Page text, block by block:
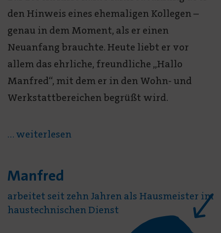
den Hinweis eines ehemaligen Kollegen –
genau in dem Moment, als er einen
Neuanfang brauchte. Heute liebt er vor
allem das ehrliche, freundliche „Hallo
Manfred“, mit dem er in den Wohn- und
Werkstatt­bereichen begrüßt wird.
... weiterlesen
Manfred
arbeitet seit zehn Jahren als Hausmeister im
haustechnischen Dienst